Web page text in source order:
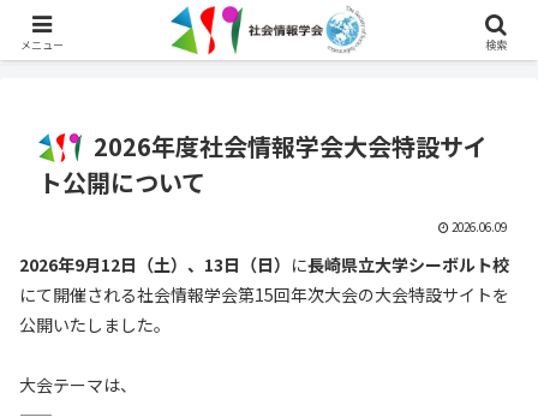
English
2026年度社会情報学会大会特設サイ
ト公開について
2026.06.09
2026年9月12日（土）、13日（日） に長崎県立大学シーボルト校
にて開催される社会情報学会第15回年次大会の大会特設サイトを
公開いたしました。
大会テーマは、
メニュー 検索